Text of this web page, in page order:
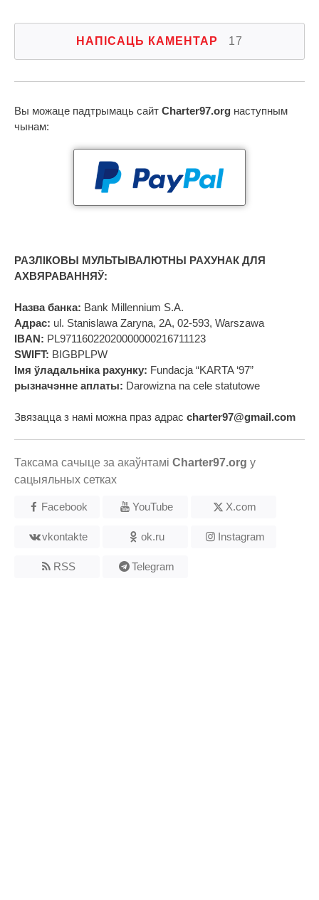
НАПІСАЦЬ КАМЕНТАР 17
Вы можаце падтрымаць сайт Charter97.org наступным
чынам:
РАЗЛІКОВЫ МУЛЬТЫВАЛЮТНЫ РАХУНАК ДЛЯ
АХВЯРАВАННЯЎ:
Назва банка: Bank Millennium S.A.
Адрас: ul. Stanislawa Zaryna, 2A, 02-593, Warszawa
IBAN: PL97116022020000000216711123
SWIFT: BIGBPLPW
Імя ўладальніка рахунку: Fundacja “KARTA ‘97”
рызначэнне аплаты: Darowizna na cele statutowe
Звязацца з намі можна праз адрас charter97@gmail.com
Таксама сачыце за акаўнтамі Charter97.org у
сацыяльных сетках
Facebook YouTube X.com
vkontakte ok.ru Instagram
RSS Telegram